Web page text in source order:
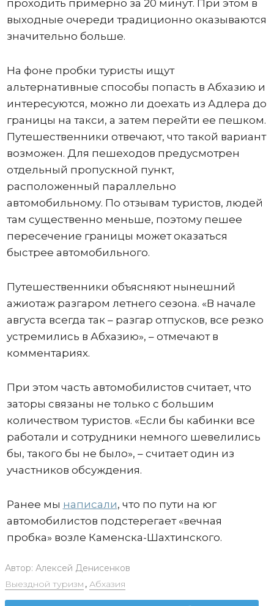
проходить примерно за 20 минут. При этом в
выходные очереди традиционно оказываются
значительно больше.
На фоне пробки туристы ищут
альтернативные способы попасть в Абхазию и
интересуются, можно ли доехать из Адлера до
границы на такси, а затем перейти ее пешком.
Путешественники отвечают, что такой вариант
возможен. Для пешеходов предусмотрен
отдельный пропускной пункт,
расположенный параллельно
автомобильному. По отзывам туристов, людей
там существенно меньше, поэтому пешее
пересечение границы может оказаться
быстрее автомобильного.
Путешественники объясняют нынешний
ажиотаж разгаром летнего сезона. «В начале
августа всегда так – разгар отпусков, все резко
устремились в Абхазию», – отмечают в
комментариях.
При этом часть автомобилистов считает, что
заторы связаны не только с большим
количеством туристов. «Если бы кабинки все
работали и сотрудники немного шевелились
бы, такого бы не было», – считает один из
участников обсуждения.
Ранее мы написали, что по пути на юг
автомобилистов подстерегает «вечная
пробка» возле Каменска-Шахтинского.
Автор: Алексей Денисенков
Выездной туризм , Абхазия